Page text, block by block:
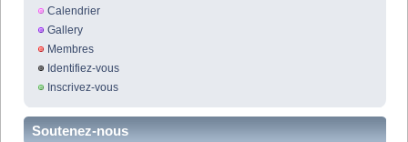
Calendrier
Gallery
Membres
Identifiez-vous
Inscrivez-vous
Soutenez-nous